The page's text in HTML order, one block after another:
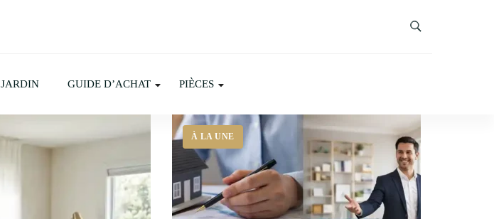
JARDIN GUIDE D’ACHAT PIÈCES